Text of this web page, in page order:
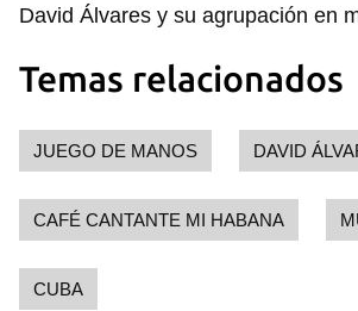
David Álvares y su agrupación en
Temas relacionados
JUEGO DE MANOS DAVID
CAFÉ CANTANTE MI HABANA
CUBA